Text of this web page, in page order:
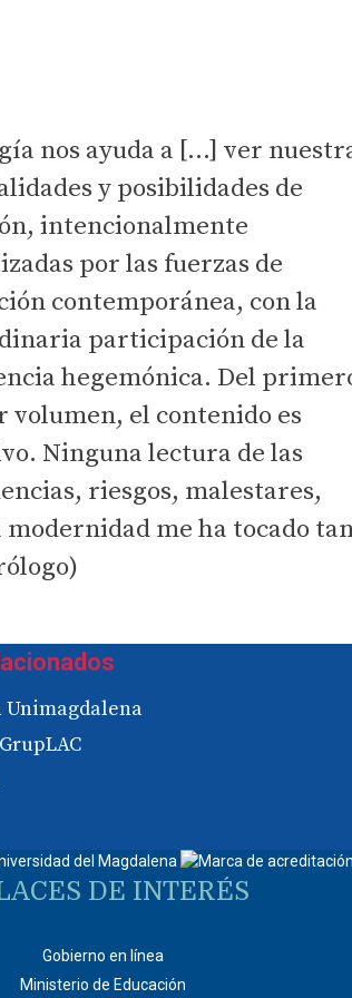
nos ayuda a […] ver
y posibilidades de
intencionalmente
por las fuerzas de
contemporánea, con la
participación de la
hegemónica. Del
volumen, el contenido es
Ninguna lectura de las
riesgos, malestares,
me ha tocado
Unimagdalena
DE INTERÉS
Gobierno en línea
Ministerio de Educación